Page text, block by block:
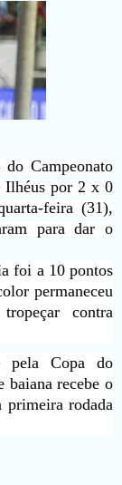
Campeonato
Ilhéus por 2 x 0
feira (31),
para dar o
foi a 10 pontos
permaneceu
contra
pela Copa do
baiana recebe o
primeira rodada